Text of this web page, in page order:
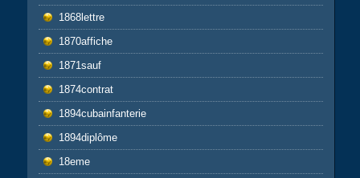
1868lettre
1870affiche
1871sauf
1874contrat
1894cubainfanterie
1894diplôme
18eme